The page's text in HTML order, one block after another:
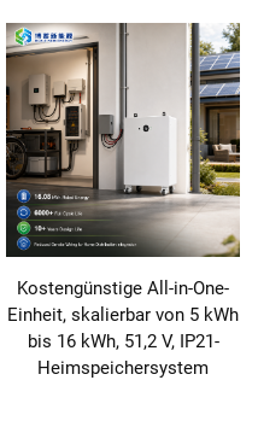
Kostengünstige All-in-One-
Einheit, skalierbar von 5 kWh
bis 16 kWh, 51,2 V, IP21-
Heimspeichersystem